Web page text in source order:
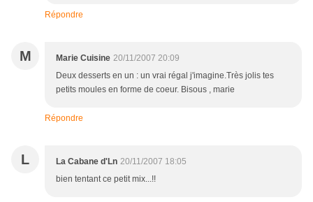
Répondre
M Marie Cuisine 20/11/2007 20:09
Deux desserts en un : un vrai régal j'imagine.Très jolis tes
petits moules en forme de coeur. Bisous , marie
Répondre
L La Cabane d'Ln 20/11/2007 18:05
bien tentant ce petit mix...!!